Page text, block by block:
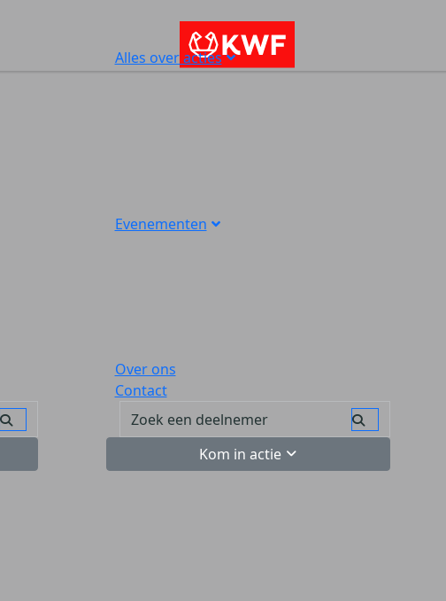
Alles over acties
Evenementen
Over ons
Contact
Kom in actie